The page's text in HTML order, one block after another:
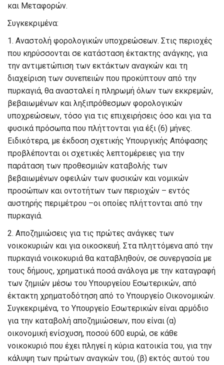
και Μεταφορών.
Συγκεκριμένα:
1. Αναστολή φορολογικών υποχρεώσεων. Στις περιοχές
που κηρύσσονται σε κατάσταση έκτακτης ανάγκης, για
την αντιμετώπιση των εκτάκτων αναγκών και τη
διαχείριση των συνεπειών που προκύπτουν από την
πυρκαγιά, θα ανασταλεί η πληρωμή όλων των εκκρεμών,
βεβαιωμένων και ληξιπρόθεσμων φορολογικών
υποχρεώσεων, τόσο για τις επιχειρήσεις όσο και για τα
φυσικά πρόσωπα που πλήττονται για έξι (6) μήνες.
Ειδικότερα, με έκδοση σχετικής Υπουργικής Απόφασης
προβλέπονται οι σχετικές λεπτομέρειες για την
παράταση των προθεσμιών καταβολής των
βεβαιωμένων οφειλών των φυσικών και νομικών
προσώπων και οντοτήτων των περιοχών – εντός
αυστηρής περιμέτρου –οι οποίες πλήττονται από την
πυρκαγιά.
2. Αποζημιώσεις για τις πρώτες ανάγκες των
νοικοκυριών και για οικοσκευή. Στα πληττόμενα από την
πυρκαγιά νοικοκυριά θα καταβληθούν, σε συνεργασία με
τους δήμους, χρηματικά ποσά ανάλογα με την καταγραφή
των ζημιών μέσω του Υπουργείου Εσωτερικών, από
έκτακτη χρηματοδότηση από το Υπουργείο Οικονομικών.
Συγκεκριμένα, το Υπουργείο Εσωτερικών είναι αρμόδιο
για την καταβολή αποζημιώσεων, που είναι (α)
οικονομική ενίσχυση, ποσού 600 ευρώ, σε κάθε
νοικοκυριό που έχει πληγεί η κύρια κατοικία του, για την
κάλυψη των πρώτων αναγκών του, (β) εκτός αυτού του